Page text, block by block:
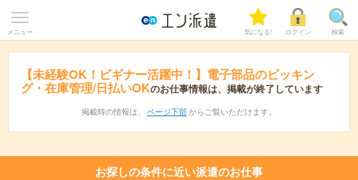
メニュー 気になる! ログイン 検索
【未経験OK！ビギナー活躍中！】電子部品のピッキン
グ・在庫管理/日払いOKのお仕事情報は、掲載が終了しています
掲載時の情報は、 ページ下部 からご覧いただけます。
お探しの条件に近い派遣のお仕事